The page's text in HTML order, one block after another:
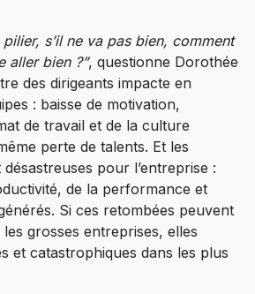
s’il ne va pas bien, comment
aller bien ?”, questionne Dorothée
des dirigeants impacte en
: baisse de motivation,
de travail et de la culture
perte de talents. Et les
pour l’entreprise :
de la performance et
Si ces retombées peuvent
grosses entreprises, elles
et catastrophiques dans les plus